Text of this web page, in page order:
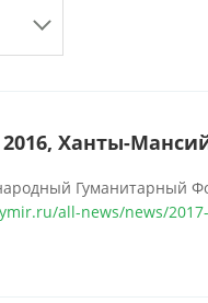
2016, Ханты-
Гуманитарный
all-news/news/